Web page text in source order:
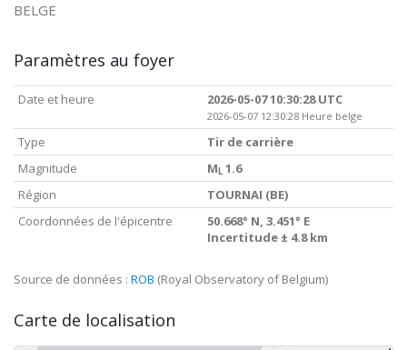
BELGE
Paramètres au foyer
Date et heure 2026-05-07 10:30:28 UTC
2026-05-07 12:30:28 Heure belge
Type
Tir de carrière
Magnitude
M L 1.6
Région
TOURNAI (BE)
Coordonnées de l'épicentre
50.668° N, 3.451° E
Incertitude ± 4.8 km
Source de données : ROB (Royal Observatory of Belgium)
Carte de localisation